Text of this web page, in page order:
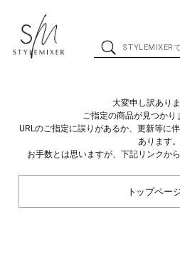
大変申し訳ありま
ご指定の商品が見つかり
URLのご指定に誤りがあるか、更新等に
あります。
お手数とは思いますが、下記リンクか
トップペー